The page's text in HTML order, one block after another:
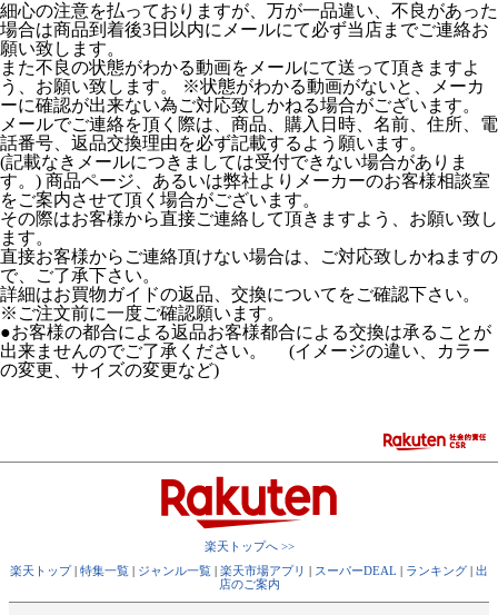
細心の注意を払っておりますが、万が一品違い、不良があった
場合は商品到着後3日以内にメールにて必ず当店までご連絡お
願い致します。
また不良の状態がわかる動画をメールにて送って頂きますよ
う、お願い致します。 ※状態がわかる動画がないと、メーカ
ーに確認が出来ない為ご対応致しかねる場合がございます。
メールでご連絡を頂く際は、商品、購入日時、名前、住所、電
話番号、返品交換理由を必ず記載するよう願います。
(記載なきメールにつきましては受付できない場合がありま
す。) 商品ページ、あるいは弊社よりメーカーのお客様相談室
をご案内させて頂く場合がございます。
その際はお客様から直接ご連絡して頂きますよう、お願い致し
ます。
直接お客様からご連絡頂けない場合は、ご対応致しかねますの
で、ご了承下さい。
詳細はお買物ガイドの返品、交換についてをご確認下さい。
※ご注文前に一度ご確認願います。
●お客様の都合による返品お客様都合による交換は承ることが
出来ませんのでご了承ください。 (イメージの違い、カラー
の変更、サイズの変更など)
楽天トップへ >>
楽天トップ
特集一覧 ジャンル一覧 楽天市場アプリ スーパーDEAL ランキング
出
店のご案内